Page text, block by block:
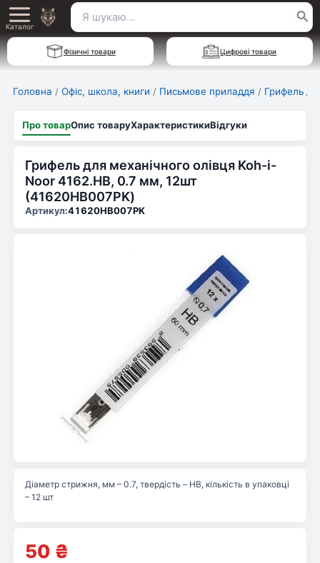
Перейти
до
вмісту
Main
Menu
Каталог
Пошук
для:
Фізичні товари Цифрові товари
Головна / Офіс, школа, книги / Письмове приладдя / Грифель
Про товарОпис товаруХарактеристикиВідгуки
Грифель для механічного олівця Koh-i-
Noor 4162.HB, 0.7 мм, 12шт
(41620HB007PK)
Артикул:41620HB007PK
50 ₴
Діаметр стрижня, мм – 0.7, твердість – HB, кількість в упаковці
– 12 шт